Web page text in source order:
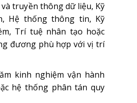
truyền thông dữ liệu, Kỹ
Hệ thống thông tin, Kỹ
Trí tuệ nhân tạo hoặc
đương phù hợp với vị trí
kinh nghiệm vận hành
hệ thống phân tán quy